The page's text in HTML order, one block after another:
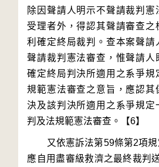
除因聲請人明示不聲請裁判憲
受理者外，得認其聲請審查之
利確定終局裁判。查本案聲請
聲請裁判憲法審查，惟聲請人
確定終局判決所適用之系爭規
規範憲法審查之意旨，應認其
決及該判決所適用之系爭規定
應自用盡審級救濟之最終裁判